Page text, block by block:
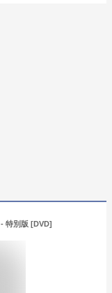
特別版 [DVD]